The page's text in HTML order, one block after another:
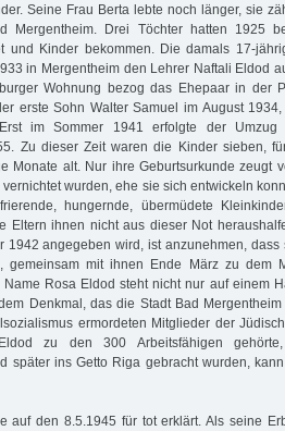
Seine Frau Berta lebte noch länger, sie
Mergentheim. Drei Töchter hatten 1925
und Kinder bekommen. Die damals 17-
in Mergentheim den Lehrer Naftali Eldod
Wohnung bezog das Ehepaar in der
erste Sohn Walter Samuel im August
im Sommer 1941 erfolgte der Umzug
Zu dieser Zeit waren die Kinder sieben,
Monate alt. Nur ihre Geburtsurkunde zeugt
wurden, ehe sie sich entwickeln
hungernde, übermüdete
Eltern ihnen nicht aus dieser Not
1942 angegeben wird, ist anzunehmen,
gemeinsam mit ihnen Ende März zu dem
Rosa Eldod steht nicht nur auf einem
Denkmal, das die Stadt Bad
ermordeten Mitglieder der
zu den 300 Arbeitsfähigen
später ins Getto Riga gebracht wurden,
auf den 8.5.1945 für tot erklärt. Als seine